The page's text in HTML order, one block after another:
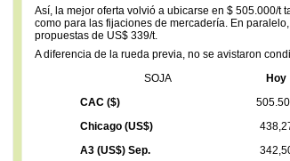
Así, la mejor oferta volvió a ubicarse en $ 505.000/t
como para las fijaciones de mercadería. En
propuestas de US$ 339/t.
A diferencia de la rueda previa, no se avistaron
SOJA
Hoy
CAC ($)
Chicago (US$)
A3 (US$) Sep.